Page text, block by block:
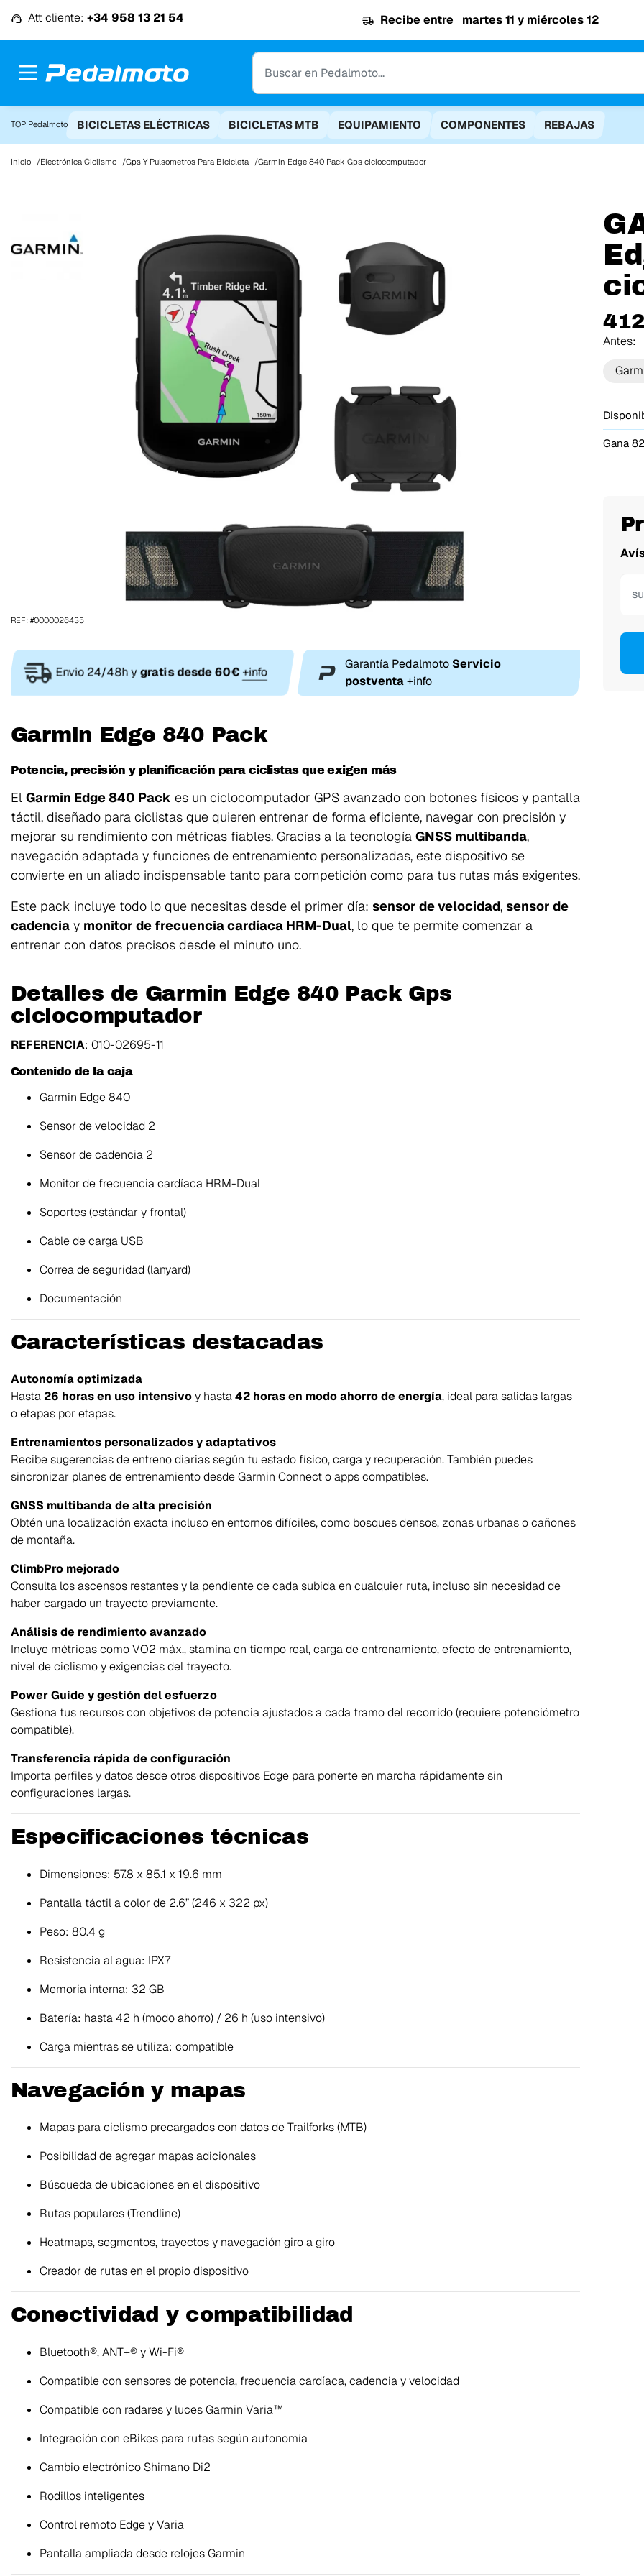
Att cliente: +34 958 13 21 54 Recibe entre martes 11 y miércoles 12
TOP Pedalmoto BICICLETAS ELÉCTRICAS BICICLETAS MTB EQUIPAMIENTO COMPONENTES REBAJAS
Inicio Electrónica Ciclismo Gps Y Pulsometros Para Bicicleta Garmin Edge 840 Pack Gps ciclocomputador
Antes:
Gana
REF: #0000026435
Envio 24/48h ygratis desde 60€ +info
Garantía Pedalmoto Servicio
postventa +info
Garmin Edge 840 Pack
Potencia, precisión y planificación para ciclistas que exigen más
El Garmin Edge 840 Pack es un ciclocomputador GPS avanzado con botones físicos y pantalla
táctil, diseñado para ciclistas que quieren entrenar de forma eficiente, navegar con precisión y
mejorar su rendimiento con métricas fiables. Gracias a la tecnología GNSS multibanda,
navegación adaptada y funciones de entrenamiento personalizadas, este dispositivo se
convierte en un aliado indispensable tanto para competición como para tus rutas más exigentes.
Este pack incluye todo lo que necesitas desde el primer día: sensor de velocidad, sensor de
cadencia y monitor de frecuencia cardíaca HRM-Dual, lo que te permite comenzar a
entrenar con datos precisos desde el minuto uno.
Detalles de Garmin Edge 840 Pack Gps
ciclocomputador
REFERENCIA: 010-02695-11
Contenido de la caja
Garmin Edge 840
Sensor de velocidad 2
Sensor de cadencia 2
Monitor de frecuencia cardíaca HRM-Dual
Soportes (estándar y frontal)
Cable de carga USB
Correa de seguridad (lanyard)
Documentación
Características destacadas
Autonomía optimizada
Hasta 26 horas en uso intensivoy hasta42 horas en modo ahorro de energía, ideal para salidas largas
o etapas por etapas.
Entrenamientos personalizados y adaptativos
Recibe sugerencias de entreno diarias según tu estado físico, carga y recuperación. También puedes
sincronizar planes de entrenamiento desde Garmin Connect o apps compatibles.
GNSS multibanda de alta precisión
Obtén una localización exacta incluso en entornos difíciles, como bosques densos, zonas urbanas o cañones
de montaña.
ClimbPro mejorado
Consulta los ascensos restantes y la pendiente de cada subida en cualquier ruta, incluso sin necesidad de
haber cargado un trayecto previamente.
Análisis de rendimiento avanzado
Incluye métricas como VO2 máx., stamina en tiempo real, carga de entrenamiento, efecto de entrenamiento,
nivel de ciclismo y exigencias del trayecto.
Power Guide y gestión del esfuerzo
Gestiona tus recursos con objetivos de potencia ajustados a cada tramo del recorrido (requiere potenciómetro
compatible).
Transferencia rápida de configuración
Importa perfiles y datos desde otros dispositivos Edge para ponerte en marcha rápidamente sin
configuraciones largas.
Especificaciones técnicas
Dimensiones: 57.8 x 85.1 x 19.6 mm
Pantalla táctil a color de 2.6” (246 x 322 px)
Peso: 80.4 g
Resistencia al agua: IPX7
Memoria interna: 32 GB
Batería: hasta 42 h (modo ahorro) / 26 h (uso intensivo)
Carga mientras se utiliza: compatible
Navegación y mapas
Mapas para ciclismo precargados con datos de Trailforks (MTB)
Posibilidad de agregar mapas adicionales
Búsqueda de ubicaciones en el dispositivo
Rutas populares (Trendline)
Heatmaps, segmentos, trayectos y navegación giro a giro
Creador de rutas en el propio dispositivo
Conectividad y compatibilidad
Bluetooth®, ANT+® y Wi-Fi®
Compatible con sensores de potencia, frecuencia cardíaca, cadencia y velocidad
Compatible con radares y luces Garmin Varia™
Integración con eBikes para rutas según autonomía
Cambio electrónico Shimano Di2
Rodillos inteligentes
Control remoto Edge y Varia
Pantalla ampliada desde relojes Garmin